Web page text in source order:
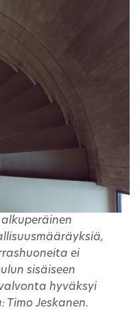
ei
sisäiseen
hyväksyi
Jeskanen.